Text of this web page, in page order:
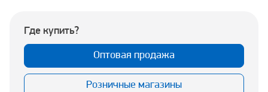
Где купить?
Оптовая продажа
Розничные магазины